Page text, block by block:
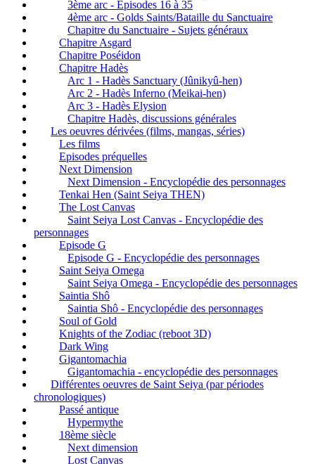
3ème arc - Episodes 16 à 35
4ème arc - Golds Saints/Bataille du Sanctuaire
Chapitre du Sanctuaire - Sujets généraux
Chapitre Asgard
Chapitre Poséidon
Chapitre Hadès
Arc 1 - Hadès Sanctuary (Jûnikyû-hen)
Arc 2 - Hadès Inferno (Meikai-hen)
Arc 3 - Hadès Elysion
Chapitre Hadès, discussions générales
Les oeuvres dérivées (films, mangas, séries)
Les films
Episodes préquelles
Next Dimension
Next Dimension - Encyclopédie des personnages
Tenkai Hen (Saint Seiya THEN)
The Lost Canvas
Saint Seiya Lost Canvas - Encyclopédie des
personnages
Episode G
Episode G - Encyclopédie des personnages
Saint Seiya Omega
Saint Seiya Omega - Encyclopédie des personnages
Saintia Shô
Saintia Shô - Encyclopédie des personnages
Soul of Gold
Knights of the Zodiac (reboot 3D)
Dark Wing
Gigantomachia
Gigantomachia - encyclopédie des personnages
Différentes oeuvres de Saint Seiya (par périodes
chronologiques)
Passé antique
Hypermythe
18ème siècle
Next dimension
Lost Canvas